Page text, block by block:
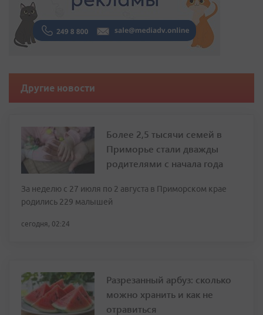
Другие новости
Более 2,5 тысячи семей в
Приморье стали дважды
родителями с начала года
За неделю с 27 июля по 2 августа в Приморском крае
родились 229 малышей
сегодня, 02:24
Разрезанный арбуз: сколько
можно хранить и как не
отравиться